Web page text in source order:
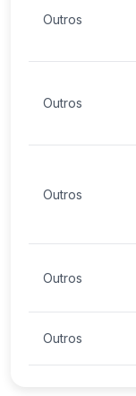
Outros
Outros
Outros
Outros
Outros